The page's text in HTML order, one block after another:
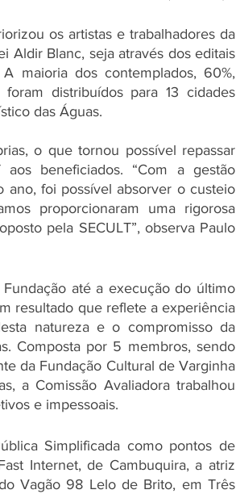
os artistas e trabalhadores da
Aldir Blanc, seja através dos editais
maioria dos contemplados, 60%,
distribuídos para 13 cidades
das Águas.
o que tornou possível repassar
beneficiados. “Com a gestão
ano, foi possível absorver o custeio
proporcionaram uma rigorosa
pela SECULT”, observa Paulo
até a execução do último
resultado que reflete a experiência
natureza e o compromisso da
Composta por 5 membros, sendo
da Fundação Cultural de Varginha
a Comissão Avaliadora trabalhou
e impessoais.
Simplificada como pontos de
Internet, de Cambuquira, a atriz
Vagão 98 Lelo de Brito, em Três